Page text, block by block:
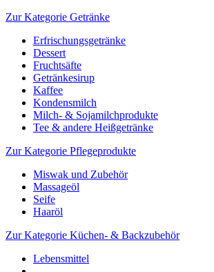
Zur Kategorie Getränke
Erfrischungsgetränke
Dessert
Fruchtsäfte
Getränkesirup
Kaffee
Kondensmilch
Milch- & Sojamilchprodukte
Tee & andere Heißgetränke
Zur Kategorie Pflegeprodukte
Miswak und Zubehör
Massageöl
Seife
Haaröl
Zur Kategorie Küchen- & Backzubehör
Lebensmittel